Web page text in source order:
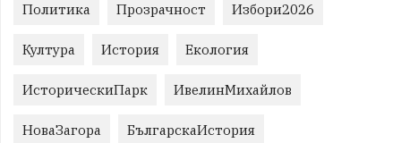
Политика Прозрачност Избори2026
Култура История Екология
ИсторическиПарк ИвелинМихайлов
НоваЗагора БългарскаИстория